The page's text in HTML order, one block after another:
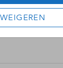
WEIGEREN